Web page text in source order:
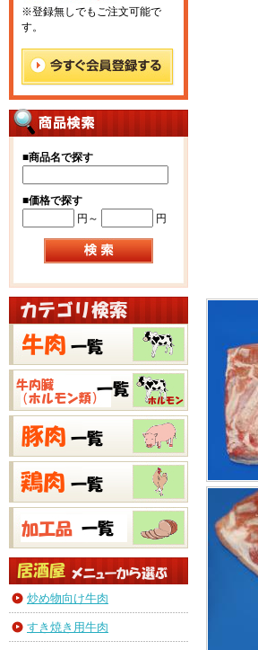
※登録無しでもご注文可能で
す。
■商品名で探す
■価格で探す
円～
円
炒め物向け牛肉
すき焼き用牛肉